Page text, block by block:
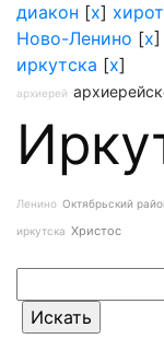
диакон [x]
Ново-Ленино [x]
иркутска [x]
архиерей
Ленино Октябрьский
иркутска Христос